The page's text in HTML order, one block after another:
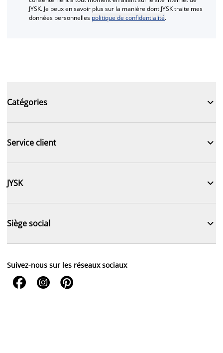
JYSK. Je peux en savoir plus sur la manière dont JYSK traite mes
données personnelles politique de confidentialité.
Catégories 
Service client 
JYSK 
Siège social 
Suivez-nous sur les réseaux sociaux
  